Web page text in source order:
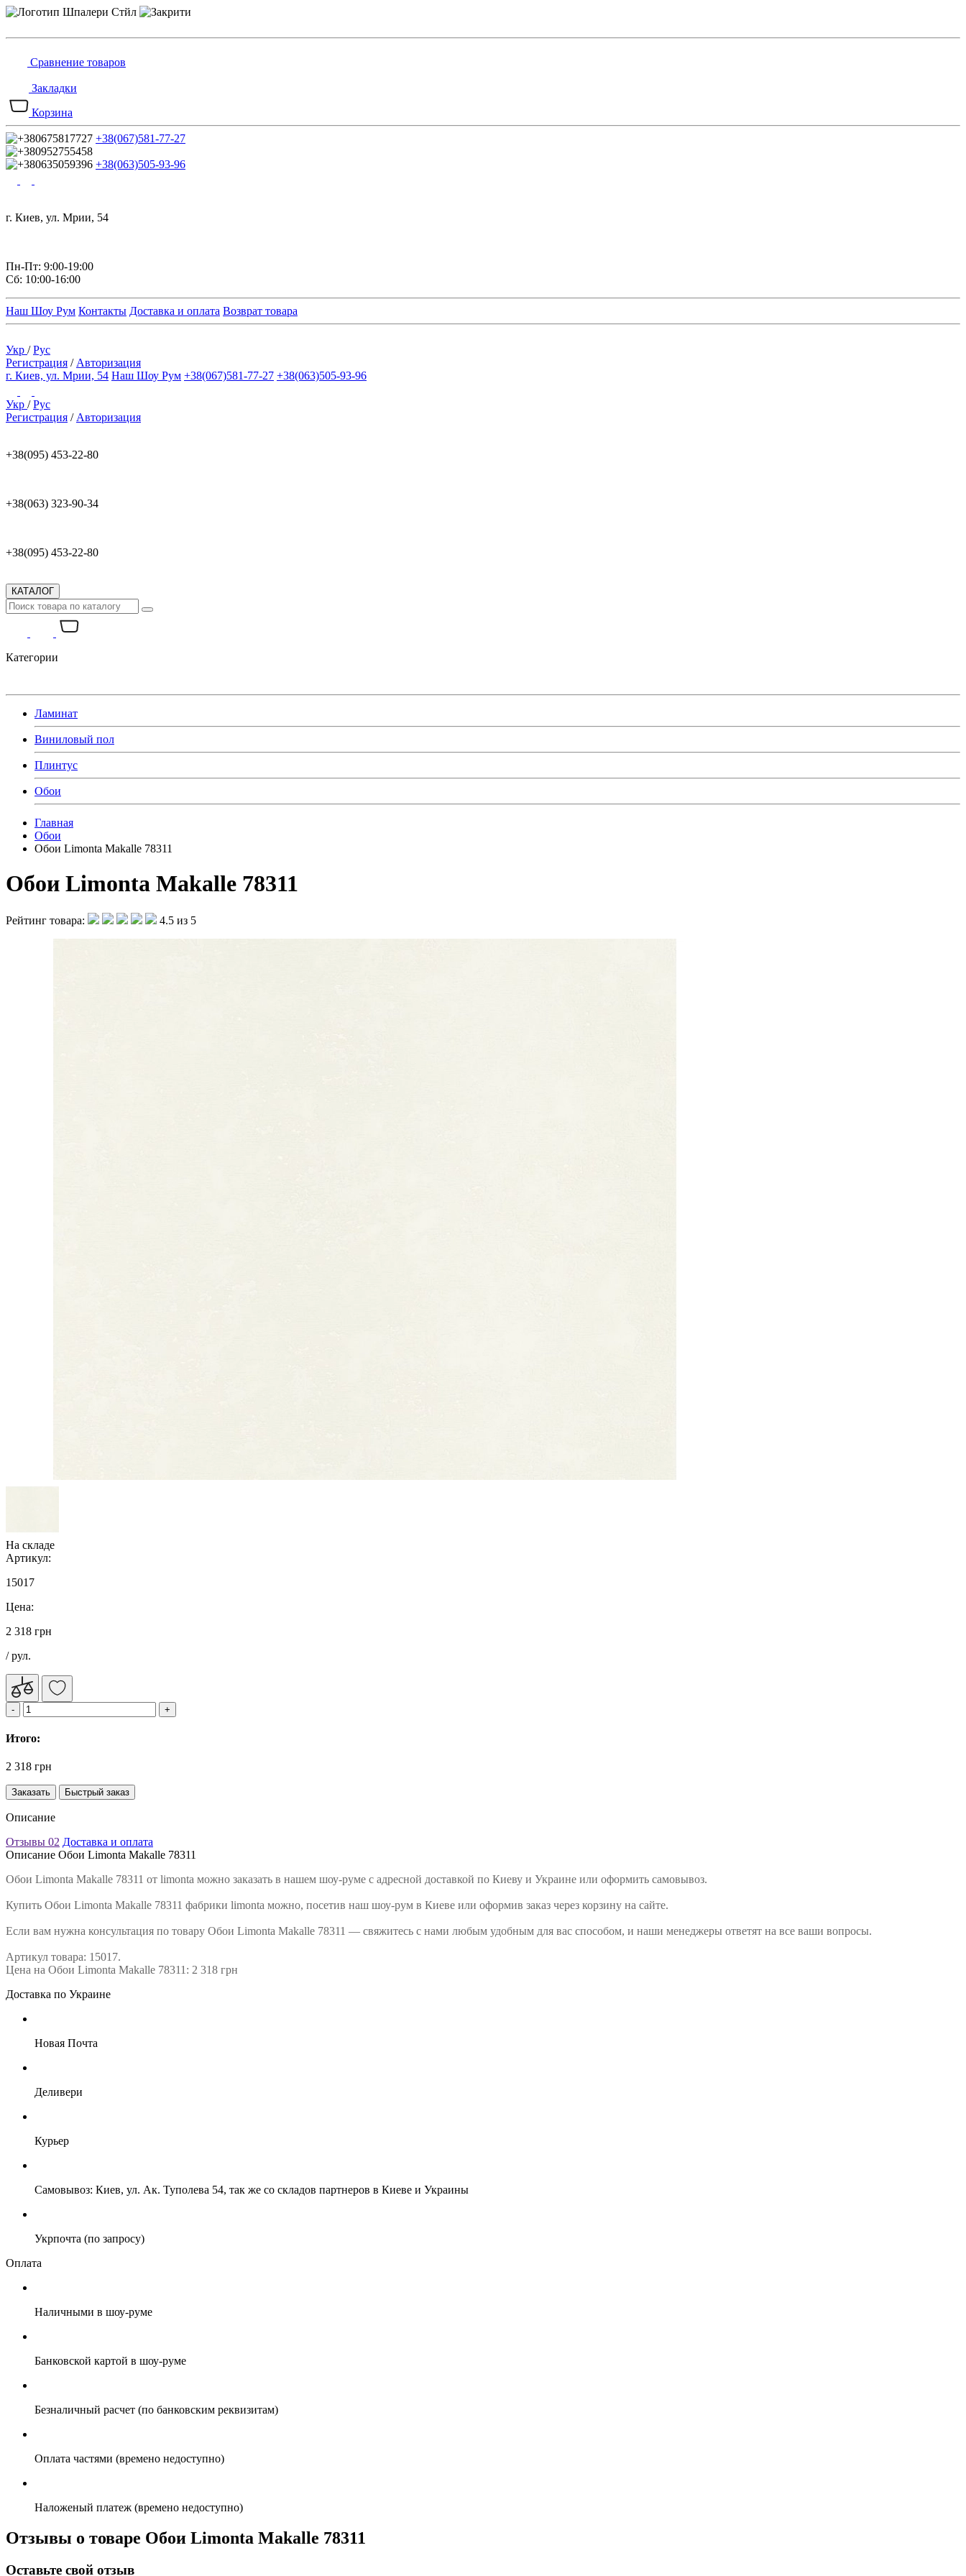
Сравнение товаров
Закладки
Корзина
+38(067)581-77-27
+38(063)505-93-96
г. Киев, ул. Мрии, 54
Пн-Пт: 9:00-19:00
Сб: 10:00-16:00
Наш Шоу Рум Контакты Доставка и оплата Возврат товара
Укр /Рус
Регистрация / Авторизация
г. Киев, ул. Мрии, 54 Наш Шоу Рум +38(067)581-77-27 +38(063)505-93-96
Укр /Рус
Регистрация / Авторизация
+38(095) 453-22-80
+38(063) 323-90-34
+38(095) 453-22-80
КАТАЛОГ
Категории
Ламинат
Виниловый пол
Плинтус
Обои
Главная
Обои
Обои Limonta Makalle 78311
Обои Limonta Makalle 78311
Рейтинг товара: 4.5 из 5
На складе
Артикул:
15017
Цена:
2 318 грн
/ рул.
Итого:
2 318 грн
Заказать Быстрый заказ
Описание
Отзывы 02 Доставка и оплата
Описание Обои Limonta Makalle 78311
Обои Limonta Makalle 78311 от limonta можно заказать в нашем шоу-руме с адресной доставкой по Киеву и Украине или оформить самовывоз.
Купить Обои Limonta Makalle 78311 фабрики limonta можно, посетив наш шоу-рум в Киеве или оформив заказ через корзину на сайте.
Если вам нужна консультация по товару Обои Limonta Makalle 78311 — свяжитесь с нами любым удобным для вас способом, и наши менеджеры ответят на все ваши вопросы.
Артикул товара: 15017.
Цена на Обои Limonta Makalle 78311: 2 318 грн
Доставка по Украине
Новая Почта
Деливери
Курьер
Самовывоз: Киев, ул. Ак. Туполева 54, так же со складов партнеров в Киеве и Украины
Укрпочта (по запросу)
Оплата
Наличными в шоу-руме
Банковской картой в шоу-руме
Безналичный расчет (по банковским реквизитам)
Оплата частями (времено недоступно)
Наложеный платеж (времено недоступно)
Отзывы о товаре Обои Limonta Makalle 78311
Оставьте свой отзыв